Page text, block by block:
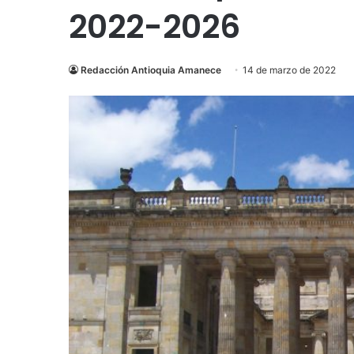
2022-2026
Redacción Antioquia Amanece 14 de marzo de 2022